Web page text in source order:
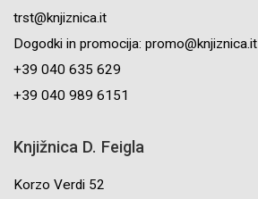
trst@knjiznica.it
Dogodki in promocija: promo@knjiznica.it
+39 040 635 629
+39 040 989 6151
Knjižnica D. Feigla
Korzo Verdi 52